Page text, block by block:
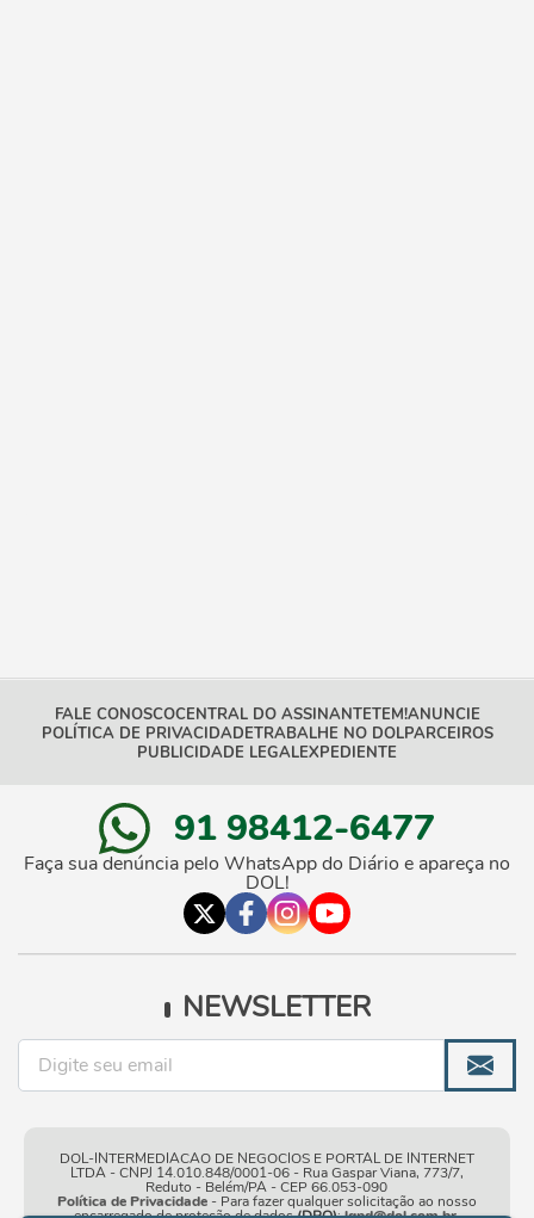
FALE CONOSCOCENTRAL DO ASSINANTETEM!ANUNCIE
POLÍTICA DE PRIVACIDADETRABALHE NO DOLPARCEIROS
PUBLICIDADE LEGALEXPEDIENTE
91 98412-6477
Faça sua denúncia pelo WhatsApp do Diário e apareça no
DOL!
NEWSLETTER
DOL-INTERMEDIACAO DE NEGOCIOS E PORTAL DE INTERNET
LTDA - CNPJ 14.010.848/0001-06 - Rua Gaspar Viana, 773/7,
Reduto - Belém/PA - CEP 66.053-090
Política de Privacidade- Para fazer qualquer solicitação ao nosso